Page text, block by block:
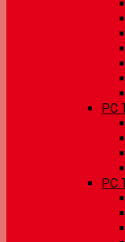
PC
PC